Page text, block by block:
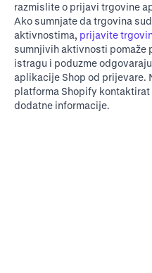
razmislite o prijavi trgovine
Ako sumnjate da trgovina
aktivnostima, prijavite
sumnjivih aktivnosti pomaže
istragu i poduzme
aplikacije Shop od prijevare.
platforma Shopify
dodatne informacije.